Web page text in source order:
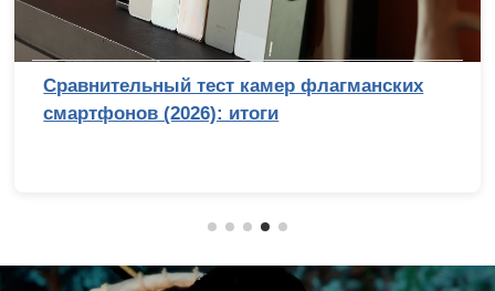
Сравнительный тест камер флагманских
смартфонов (2026): итоги